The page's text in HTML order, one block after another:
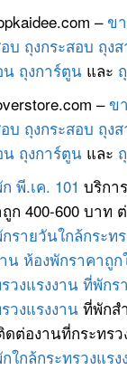
–ข
บ ถุงกระสอบ ถุง
น ถุงการ์ตูนและ
–ข
บ ถุงกระสอบ ถุง
น ถุงการ์ตูนและ
พี.เค. 101 บริกา
ก 400-600 บาท
รายวันใกล้กระท
น ห้องพักราคาถูก
วงแรงงาน ที่พักร
วงแรงงานที่พักส
ต่องานที่กระทรว
ใกล้กระทรวงแรง